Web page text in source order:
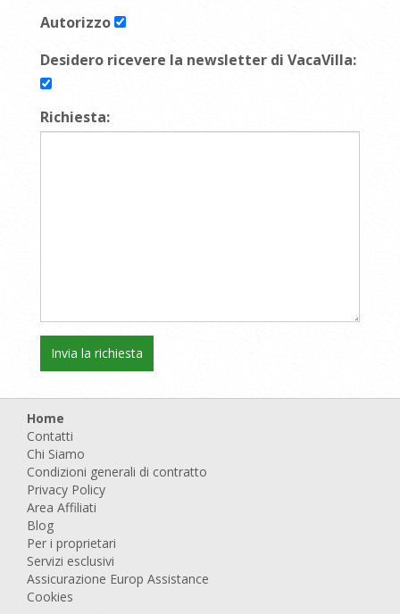
Autorizzo
Desidero ricevere la newsletter di VacaVilla:
Richiesta:
Home
Contatti
Chi Siamo
Condizioni generali di contratto
Privacy Policy
Area Affiliati
Blog
Per i proprietari
Servizi esclusivi
Assicurazione Europ Assistance
Cookies